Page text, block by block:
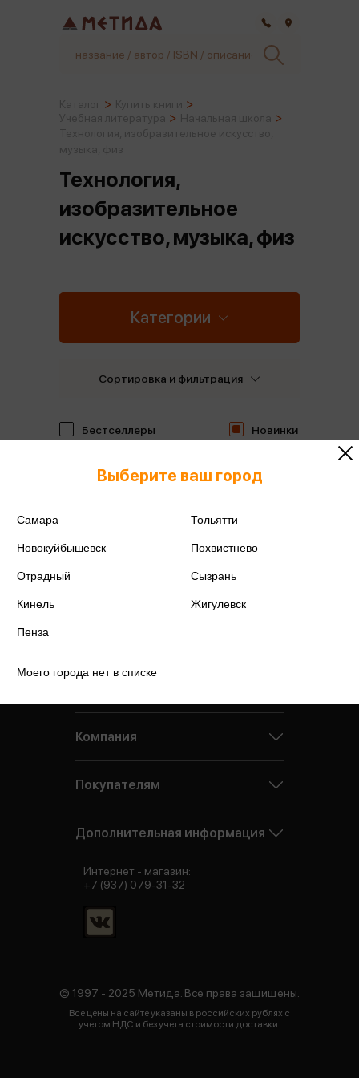
Технология,
изобразительное
искусство, музыка, физ
Категории
Бестселлеры Новинки
Сортировка и фильтрация
Выберите ваш город
Самара Тольятти
Новокуйбышевск Похвистнево
Отрадный Сызрань
Кинель Жигулевск
Пенза
Моего города нет в списке
Компания
Покупателям
Дополнительная информация
© 1997 - 2025 Метида. Все права защищены.
Все цены на сайте указаны в российских рублях с
учетом НДС и без учета стоимости доставки.
Интернет - магазин:
+7 (937) 079-31-32